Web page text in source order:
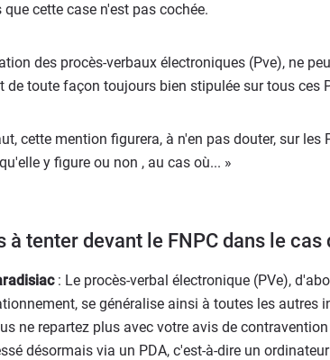
cette case n'est pas cochée.
des procès-verbaux électroniques (Pve), ne
de toute façon toujours bien stipulée sur tous ces
cette mention figurera, à n'en pas douter, sur les
y figure ou non , au cas où... »
à tenter devant le FNPC dans le
: Le procès-verbal électronique (PVe),
se généralise ainsi à toutes les autres
ne repartez plus avec votre avis de
désormais via un PDA, c'est-à-dire un